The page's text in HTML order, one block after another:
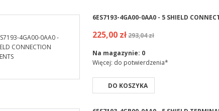
6ES7193-4GA00-0AA0 - 5 SHIELD
225,00 zł293,04 zł
Na magazynie: 0
Więcej: do potwierdzenia*
DO KOSZYKA